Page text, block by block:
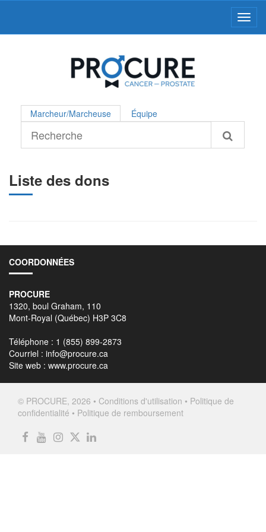
Marcheur/Marcheuse Équipe
Liste des dons
COORDONNÉES
PROCURE
1320, boul Graham, 110
Mont-Royal (Québec) H3P 3C8
Téléphone : 1 (855) 899-2873
Courriel : info@procure.ca
Site web : www.procure.ca
© PROCURE, 2026 • Conditions d'utilisation • Politique de
confidentialité • Politique de remboursement